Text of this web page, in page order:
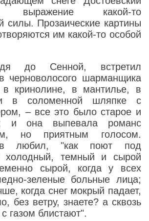
выражение какой-то
силы. Прозаические картины
им какой-то особой
до Сенной, встретил
черноволосого шарманщика
кринолине, в мантилье, в
и в соломенной шляпке с
– все это было старое и
и она выпевала романс
но приятным голосом.
любил, "как поют под
холодный, темный и сырой
сырой, когда у всех
зеленые больные лица;
когда снег мокрый падает,
без ветру, знаете? а сквозь
газом блистают".